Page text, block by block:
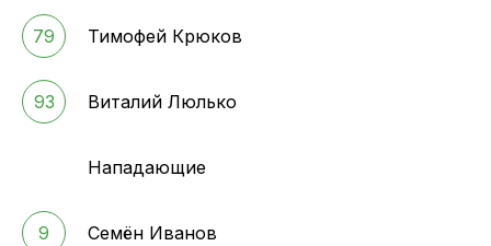
79 Тимофей Крюков
93 Виталий Люлько
Нападающие
9 Семён Иванов